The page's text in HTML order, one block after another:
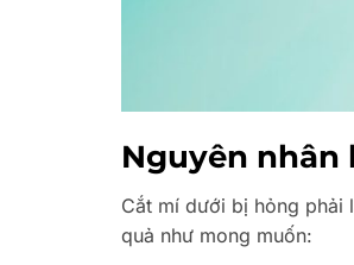
Nguyên nhân
Cắt mí dưới bị hỏng phải
quả như mong muốn: